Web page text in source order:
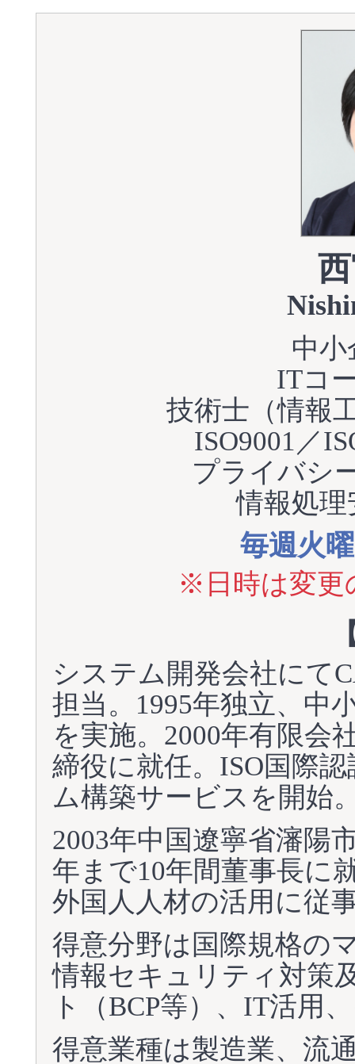
中小
ITコ
技術士（情報
ISO9001／
プライバシ
情報処理
毎週火
※日時は変更
システム開発会社にて
担当。1995年独立、中
を実施。2000年有限会
締役に就任。ISO国際
ム構築サービスを開始
2003年中国遼寧省瀋陽
年まで10年間董事長に
外国人人材の活用に従
得意分野は国際規格の
情報セキュリティ対策
ト（BCP等）、IT活用
得意業種は製造業、流